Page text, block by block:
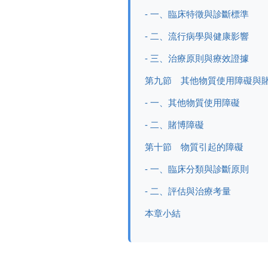
- 一、臨床特徵與診斷標準
- 二、流行病學與健康影響
- 三、治療原則與療效證據
第九節 其他物質使用障礙與
- 一、其他物質使用障礙
- 二、賭博障礙
第十節 物質引起的障礙
- 一、臨床分類與診斷原則
- 二、評估與治療考量
本章小結